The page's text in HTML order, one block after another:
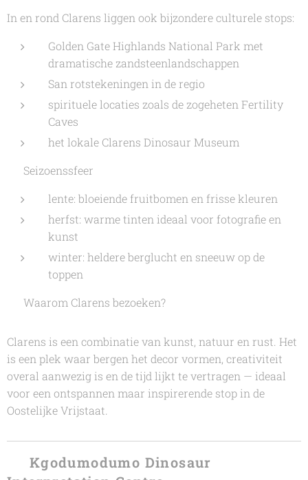
In en rond Clarens liggen ook bijzondere culturele stops:
Golden Gate Highlands National Park met
dramatische zandsteenlandschappen
San rotstekeningen in de regio
spirituele locaties zoals de zogeheten Fertility
Caves
het lokale Clarens Dinosaur Museum
🌸 Seizoenssfeer
lente: bloeiende fruitbomen en frisse kleuren
herfst: warme tinten ideaal voor fotografie en
kunst
winter: heldere berglucht en sneeuw op de
toppen
🌟 Waarom Clarens bezoeken?
Clarens is een combinatie van kunst, natuur en rust. Het
is een plek waar bergen het decor vormen, creativiteit
overal aanwezig is en de tijd lijkt te vertragen — ideaal
voor een ontspannen maar inspirerende stop in de
Oostelijke Vrijstaat.
Kgodumodumo Dinosaur